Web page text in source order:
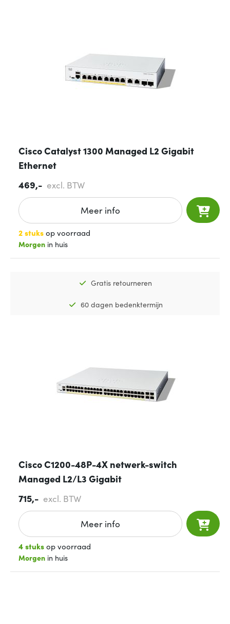
Cisco Catalyst 1300 Managed L2 Gigabit
Ethernet
469,- excl. BTW
Meer info
2 stuksop voorraad
Morgen in huis
Gratis retourneren
60 dagen bedenktermijn
Cisco C1200-48P-4X netwerk-switch
Managed L2/L3 Gigabit
715,- excl. BTW
Meer info
4 stuksop voorraad
Morgen in huis